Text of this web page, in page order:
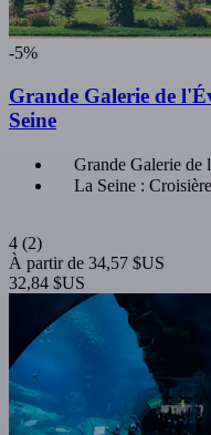
-5%
Grande Galerie de
Seine
Grande Galerie
La Seine :
4 (2)
À partir de 34,57 $US
32,84 $US